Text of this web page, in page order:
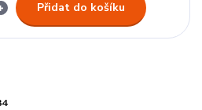
Přidat do košíku